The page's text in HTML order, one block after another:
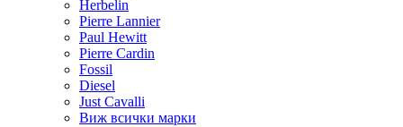
Herbelin
Pierre Lannier
Paul Hewitt
Pierre Cardin
Fossil
Diesel
Just Cavalli
Виж всички марки